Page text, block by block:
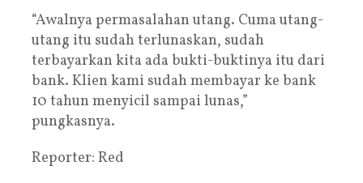
“Awalnya permasalahan utang. Cuma utang-
utang itu sudah terlunaskan, sudah
terbayarkan kita ada bukti-buktinya itu dari
bank. Klien kami sudah membayar ke bank
10 tahun menyicil sampai lunas,”
pungkasnya.
Reporter: Red